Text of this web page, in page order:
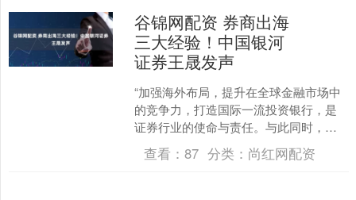
谷锦网配资 券商出海
三大经验！中国银河
证券王晟发声
“加强海外布局，提升在全球金融市场中
的竞争力，打造国际一流投资银行，是
证券行业的使命与责任。与此同时，随
着境内业务收入波动，境内外资本市场
双向开放及跨境投融资需....
查看：87 分类： 尚红网配资